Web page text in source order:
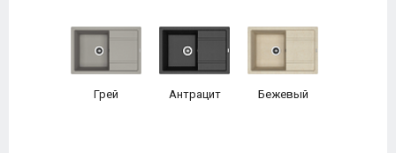
Грей Антрацит Бежевый